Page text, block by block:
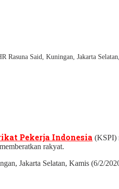
Rasuna Said, Kuningan, Jakarta
Pekerja Indonesia (KSPI)
rakyat.
Jakarta Selatan, Kamis (6/2/